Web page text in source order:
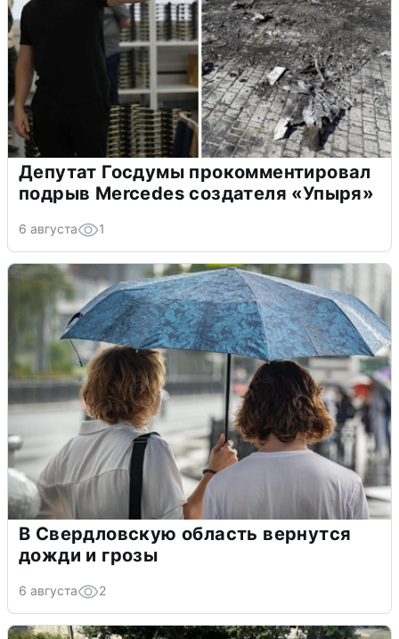
Депутат Госдумы прокомментировал
подрыв Mercedes создателя «Упыря»
6 августа 1
В Свердловскую область вернутся
дожди и грозы
6 августа 2